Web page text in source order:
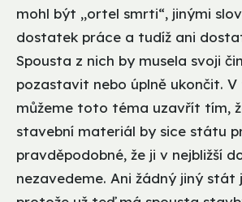
mohl být „ortel smrti“, jinými
dostatek práce a tudíž ani
Spousta z nich by musela svoji
pozastavit nebo úplně ukončit.
můžeme toto téma uzavřít tím,
stavební materiál by sice státu
pravděpodobné, že ji v nejbližší
nezavedeme. Ani žádný jiný stát